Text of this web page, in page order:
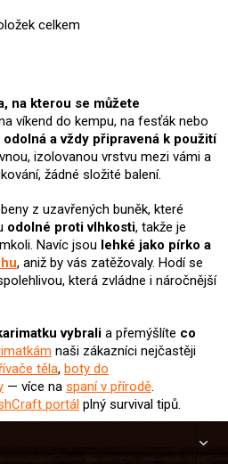
O
d
a
c
p
r
k
y
v
ý
p
u
celkem
na kterou se můžete
víkend do kempu, na fesťák nebo
odolná a vždy připravená k použití
izolovanou vrstvu mezi vámi a
žádné složité balení.
z uzavřených buněk, které
odolné proti vlhkosti, takže je
Navíc jsou lehké jako pírko a
, aniž by vás zatěžovaly. Hodí se
která zvládne i náročnější
vybrali a přemýšlíte co
naši zákazníci nejčastěji
těla, boty do
— více na spaní v přírodě.
portál plný survival tipů.